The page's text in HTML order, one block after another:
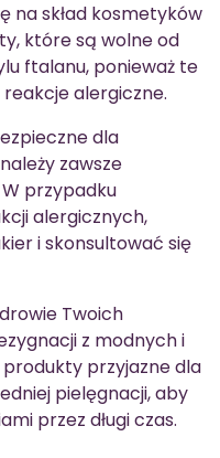
na skład kosmetyków
które są wolne od
ftalanu, ponieważ te
alergiczne.
dla
zawsze
przypadku
alergicznych,
i skonsultować się
Twoich
z modnych i
przyjazne dla
pielęgnacji, aby
przez długi czas.